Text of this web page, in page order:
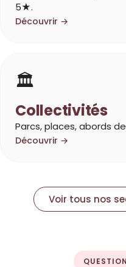
5★.
Découvrir →
🏛️
Collectivités
Parcs, places, abords
Découvrir →
Voir tous nos